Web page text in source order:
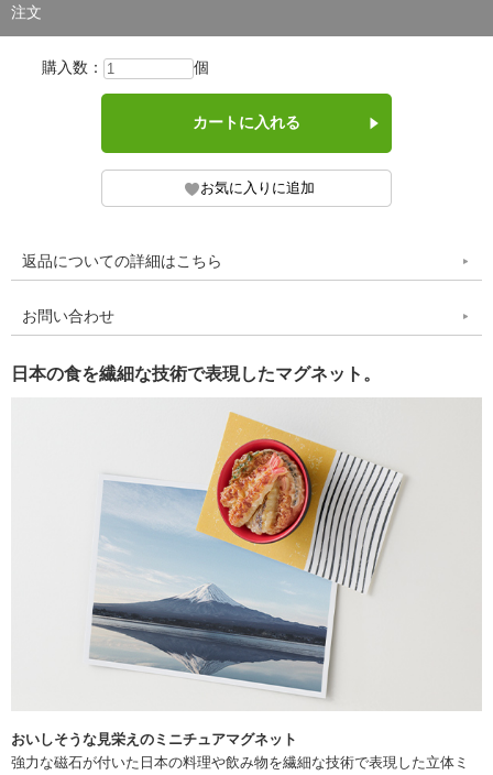
注文
購入数： 個
返品についての詳細はこちら
お問い合わせ
日本の食を繊細な技術で表現したマグネット。
おいしそうな見栄えのミニチュアマグネット
強力な磁石が付いた日本の料理や飲み物を繊細な技術で表現した立体ミ